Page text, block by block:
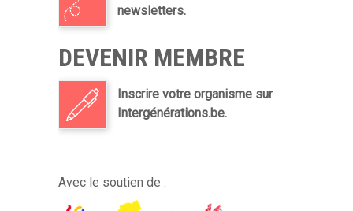
newsletters.
DEVENIR MEMBRE
Inscrire votre organisme sur
Intergénérations.be.
Avec le soutien de :